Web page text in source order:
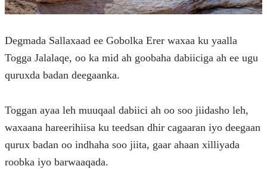
Degmada Sallaxaad ee Gobolka Erer waxaa ku yaalla
Togga Jalalaqe, oo ka mid ah goobaha dabiiciga ah ee ugu
quruxda badan deegaanka.
Toggan ayaa leh muuqaal dabiici ah oo soo jiidasho leh,
waxaana hareerihiisa ku teedsan dhir cagaaran iyo deegaan
qurux badan oo indhaha soo jiita, gaar ahaan xilliyada
roobka iyo barwaaqada.